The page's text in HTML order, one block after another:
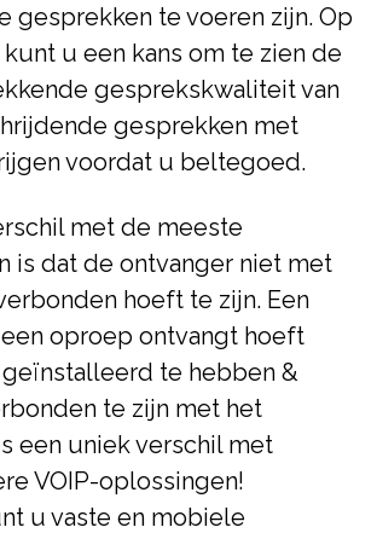
gesprekken te voeren zijn. Op
u een kans om te zien de
gesprekskwaliteit van
gesprekken met
voordat u beltegoed.
met de meeste
is dat de ontvanger niet met
hoeft te zijn. Een
oproep ontvangt hoeft
te hebben &
te zijn met het
een uniek verschil met
VOIP-oplossingen!
u vaste en mobiele